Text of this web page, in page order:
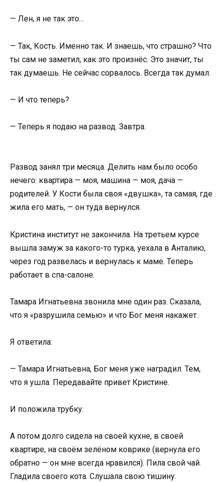
— Лен, я не так это…
— Так, Кость. Именно так. И знаешь, что страшно? Что
ты сам не заметил, как это произнёс. Это значит, ты
так думаешь. Не сейчас сорвалось. Всегда так думал.
— И что теперь?
— Теперь я подаю на развод. Завтра.
Развод занял три месяца. Делить нам было особо
нечего: квартира — моя, машина — моя, дача —
родителей. У Кости была своя «двушка», та самая, где
жила его мать, — он туда вернулся.
Кристина институт не закончила. На третьем курсе
вышла замуж за какого-то турка, уехала в Анталию,
через год развелась и вернулась к маме. Теперь
работает в спа-салоне.
Тамара Игнатьевна звонила мне один раз. Сказала,
что я «разрушила семью» и что Бог меня накажет.
Я ответила:
— Тамара Игнатьевна, Бог меня уже наградил. Тем,
что я ушла. Передавайте привет Кристине.
И положила трубку.
А потом долго сидела на своей кухне, в своей
квартире, на своём зелёном коврике (вернула его
обратно — он мне всегда нравился). Пила свой чай.
Гладила своего кота. Слушала свою тишину.